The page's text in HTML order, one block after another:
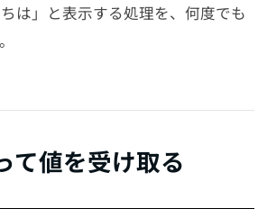
は」と表示する処理を、何度でも
て値を受け取る